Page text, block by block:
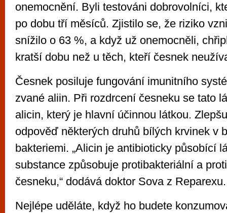
onemocnění. Byli testováni dobrovolníci,
po dobu tří měsíců. Zjistilo se, že riziko
snížilo o 63 %, a když už onemocněli,
kratší dobu než u těch, kteří česnek
Česnek posiluje fungování imunitního
zvané aliin. Při rozdrcení česneku se tato
alicin, který je hlavní účinnou látkou.
odpověď některých druhů bílých krvinek v
bakteriemi. „Alicin je antibioticky působící
substance způsobuje protibakteriální a
česneku,“ dodává doktor Sova z Reparexu.
Nejlépe uděláte, když ho budete